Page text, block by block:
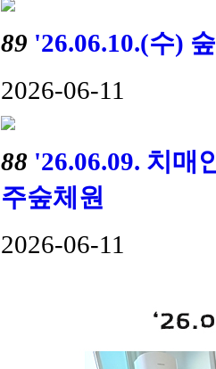
89 '26.06.10.(수)
2026-06-11
88 '26.06.09. 치매
주숲체원
2026-06-11